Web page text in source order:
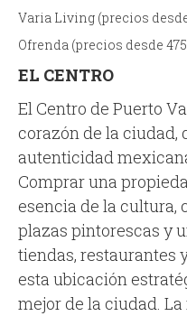
Varia Living (precios desde
Ofrenda (precios desde
EL CENTRO
El Centro de Puerto
corazón de la ciudad,
autenticidad
Comprar una
esencia de la cultura,
plazas pintorescas y
tiendas, restaurantes
esta ubicación
mejor de la ciudad.